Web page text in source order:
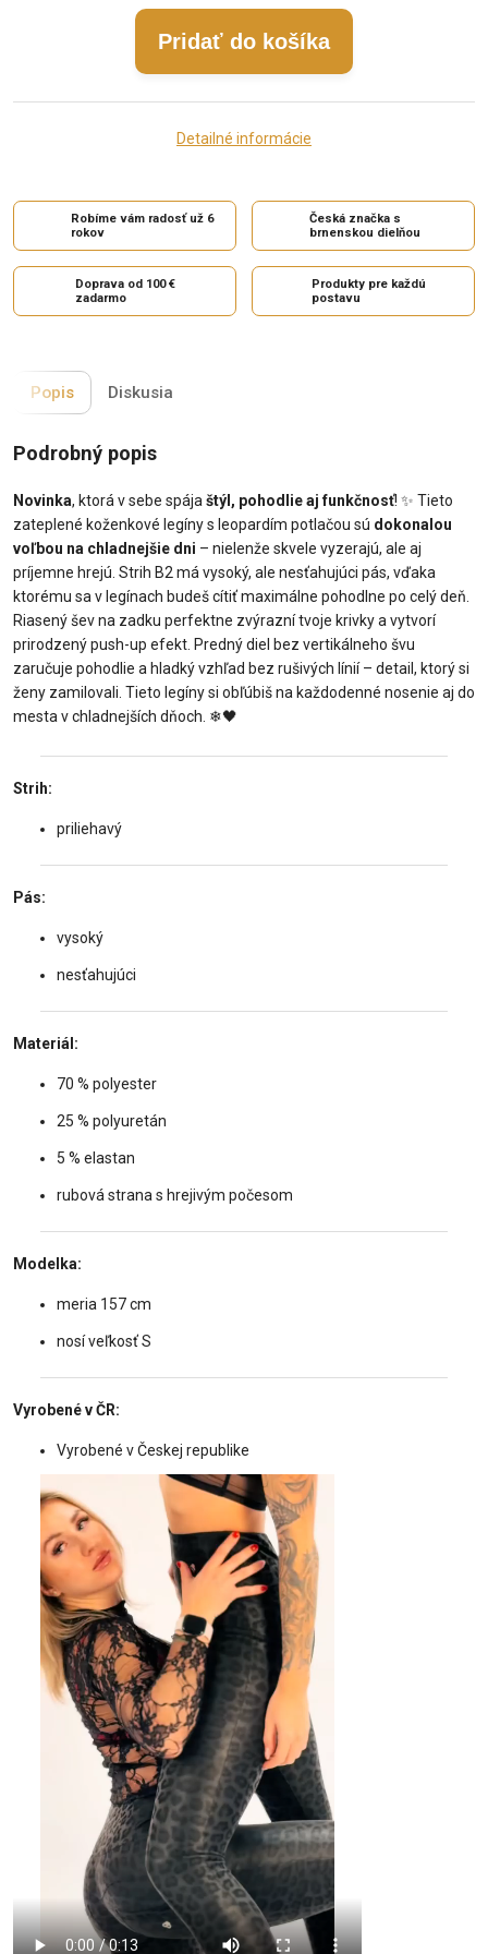
Pridať do košíka
Detailné informácie
Robíme vám radosť už 6
rokov
Česká značka s
brnenskou dielňou
Doprava od 100 €
zadarmo
Produkty pre každú
postavu
Popis Diskusia
Podrobný popis
Novinka, ktorá v sebe spája štýl, pohodlie aj funkčnosť! ✨ Tieto
zateplené koženkové legíny s leopardím potlačou sú dokonalou
voľbou na chladnejšie dni – nielenže skvele vyzerajú, ale aj
príjemne hrejú. Strih B2 má vysoký, ale nesťahujúci pás, vďaka
ktorému sa v legínach budeš cítiť maximálne pohodlne po celý deň.
Riasený šev na zadku perfektne zvýrazní tvoje krivky a vytvorí
prirodzený push-up efekt. Predný diel bez vertikálneho švu
zaručuje pohodlie a hladký vzhľad bez rušivých línií – detail, ktorý si
ženy zamilovali. Tieto legíny si obľúbiš na každodenné nosenie aj do
mesta v chladnejších dňoch. ❄🖤
Strih:
priliehavý
Pás:
vysoký
nesťahujúci
Materiál:
70 % polyester
25 % polyuretán
5 % elastan
rubová strana s hrejivým počesom
Modelka:
meria 157 cm
nosí veľkosť S
Vyrobené v ČR:
Vyrobené v Českej republike